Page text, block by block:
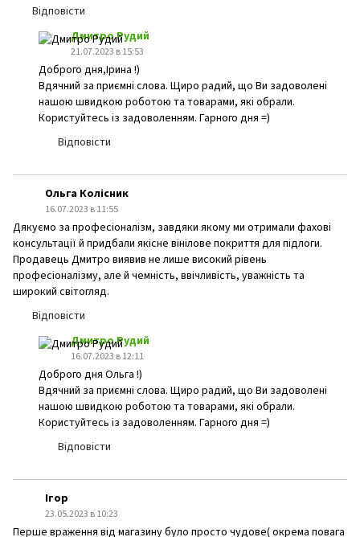
Відповісти
Дмитро Рудий
21.07.2023 в 15:53
Доброго дня,Ірина !)
Вдячний за приємні слова. Щиро радий, що Ви задоволені
нашою швидкою роботою та товарами, які обрали.
Користуйтесь із задоволенням. Гарного дня =)
Відповісти
Ольга Колісник
16.07.2023 в 11:55
Дякуємо за професіоналізм, завдяки якому ми отримали фахові
консультації й придбали якісне вінілове покриття для підлоги.
Продавець Дмитро виявив не лише високий рівень
професіоналізму, але й чемність, ввічливість, уважність та
широкий світогляд.
Відповісти
Дмитро Рудий
16.07.2023 в 12:11
Доброго дня Ольга !)
Вдячний за приємні слова. Щиро радий, що Ви задоволені
нашою швидкою роботою та товарами, які обрали.
Користуйтесь із задоволенням. Гарного дня =)
Відповісти
Ігор
23.05.2023 в 10:23
Перше враження від магазину було просто чудове( окрема повага